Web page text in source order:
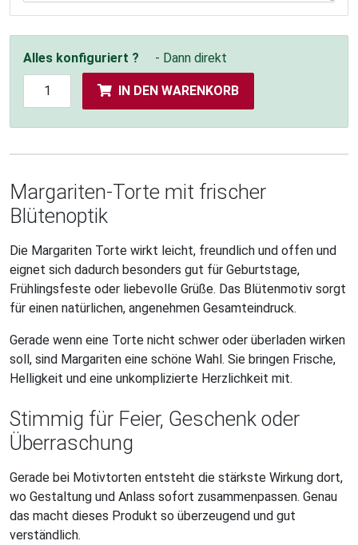
Alles konfiguriert ? - Dann direkt
IN DEN WARENKORB
Margariten-Torte mit frischer
Blütenoptik
Die Margariten Torte wirkt leicht, freundlich und offen und
eignet sich dadurch besonders gut für Geburtstage,
Frühlingsfeste oder liebevolle Grüße. Das Blütenmotiv sorgt
für einen natürlichen, angenehmen Gesamteindruck.
Gerade wenn eine Torte nicht schwer oder überladen wirken
soll, sind Margariten eine schöne Wahl. Sie bringen Frische,
Helligkeit und eine unkomplizierte Herzlichkeit mit.
Stimmig für Feier, Geschenk oder
Überraschung
Gerade bei Motivtorten entsteht die stärkste Wirkung dort,
wo Gestaltung und Anlass sofort zusammenpassen. Genau
das macht dieses Produkt so überzeugend und gut
verständlich.